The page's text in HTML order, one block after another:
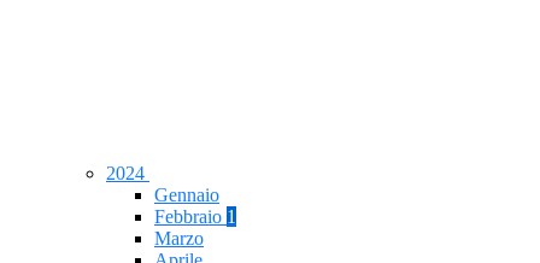
2024
Gennaio
Febbraio 1
Marzo